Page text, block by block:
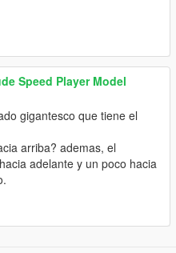
Speed Player Model
gigantesco que tiene el
arriba? ademas, el
adelante y un poco hacia